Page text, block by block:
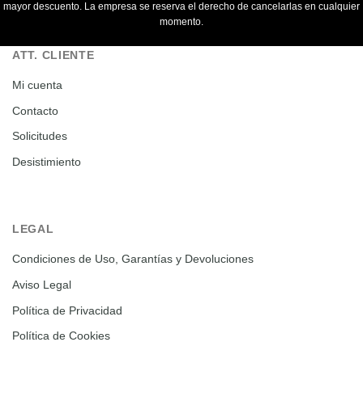
mayor descuento. La empresa se reserva el derecho de cancelarlas en cualquier
momento.
ATT. CLIENTE
Mi cuenta
Contacto
Solicitudes
Desistimiento
LEGAL
Condiciones de Uso, Garantías y Devoluciones
Aviso Legal
Política de Privacidad
Política de Cookies